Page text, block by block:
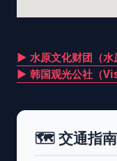
▶ 水原文化财团（水
▶ 韩国观光公社（
🗺️ 交通指